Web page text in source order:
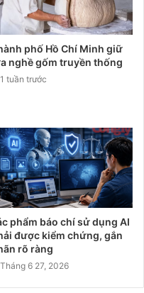
phố Hồ Chí Minh giữ
nghề gốm truyền thống
1 tuần trước
phẩm báo chí sử dụng AI
được kiểm chứng, gắn
rõ ràng
Tháng 6 27, 2026